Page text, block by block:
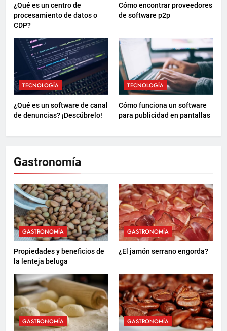
¿Qué es un centro de
procesamiento de datos o
CDP?
Cómo encontrar proveedores
de software p2p
TECNOLOGÍA
¿Qué es un software de canal
de denuncias? ¡Descúbrelo!
TECNOLOGÍA
Cómo funciona un software
para publicidad en pantallas
Gastronomía
GASTRONOMÍA
Propiedades y beneficios de
la lenteja beluga
GASTRONOMÍA
¿El jamón serrano engorda?
GASTRONOMÍA GASTRONOMÍA